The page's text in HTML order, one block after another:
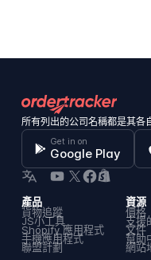
所有列出的公司名稱都是其各
Get in on
Google Play
產品
貨物追蹤
JS小工具
Shopify 應用程式
手機應用程式
聯盟計劃
資源
價格
支援
文件
幫助
網站